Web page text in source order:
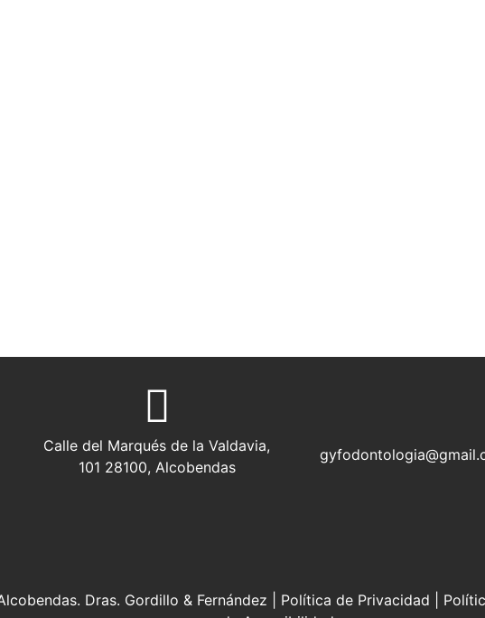
Calle del Marqués de la Valdavia,
101 28100, Alcobendas
Dras. Gordillo & Fernández | Política de Privacidad